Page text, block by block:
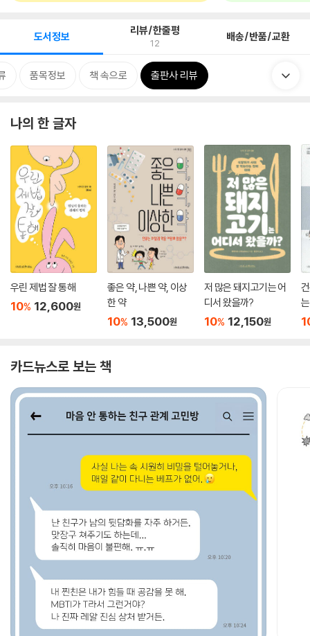
도서정보 리뷰/한줄평
12 배송/반품/교환
품목정보 책 속으로 출판사 리뷰
나의 한 글자
우린 제법 잘 통해
10% 12,600원
좋은 약, 나쁜 약, 이상
한 약
10% 13,500원
저 많은 돼지고기는 어
디서 왔을까?
10% 12,150원
카드뉴스로 보는 책